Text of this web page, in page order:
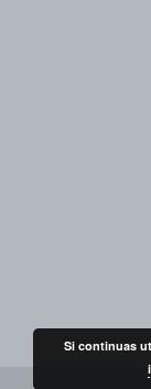
Si continuas